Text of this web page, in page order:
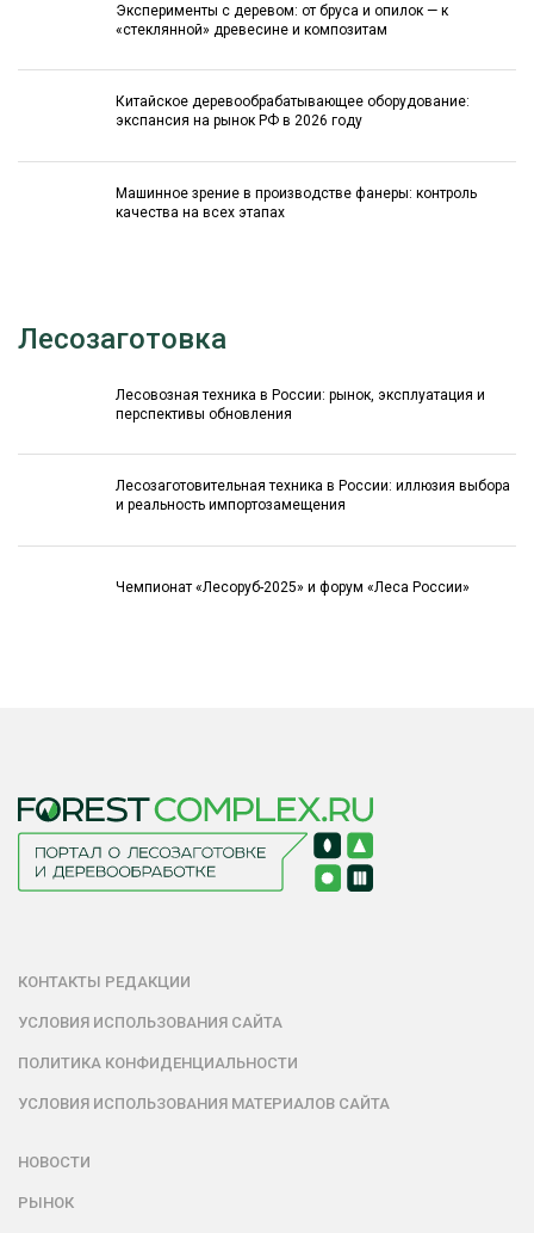
Эксперименты с деревом: от бруса и опилок — к
«стеклянной» древесине и композитам
Китайское деревообрабатывающее оборудование:
экспансия на рынок РФ в 2026 году
Машинное зрение в производстве фанеры: контроль
качества на всех этапах
Лесозаготовка
Лесовозная техника в России: рынок, эксплуатация и
перспективы обновления
Лесозаготовительная техника в России: иллюзия выбора
и реальность импортозамещения
Чемпионат «Лесоруб-2025» и форум «Леса России»
КОНТАКТЫ РЕДАКЦИИ
УСЛОВИЯ ИСПОЛЬЗОВАНИЯ САЙТА
ПОЛИТИКА КОНФИДЕНЦИАЛЬНОСТИ
УСЛОВИЯ ИСПОЛЬЗОВАНИЯ МАТЕРИАЛОВ САЙТА
НОВОСТИ
РЫНОК